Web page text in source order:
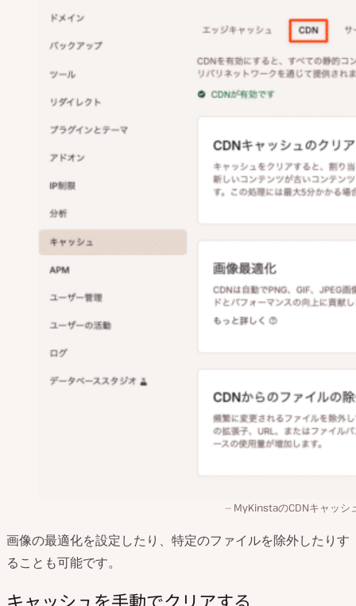
MyKinstaのCDNキャッシ
画像の最適化を設定したり、特定のファイルを除外したりす
ることも可能です。
キャッシュを手動でクリアする